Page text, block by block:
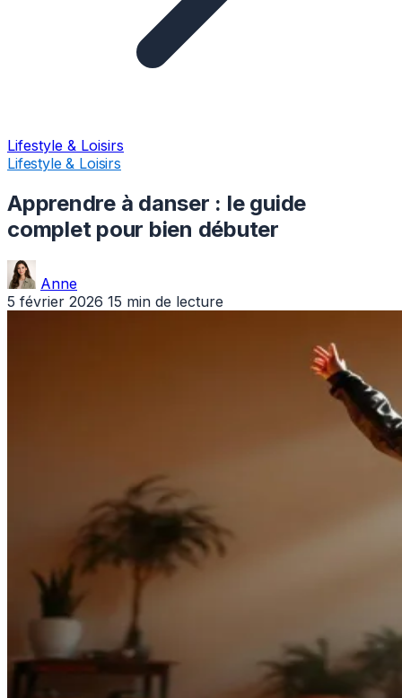
Lifestyle & Loisirs
Lifestyle & Loisirs
Apprendre à danser : le guide
complet pour bien débuter
Anne
5 février 2026 15 min de lecture